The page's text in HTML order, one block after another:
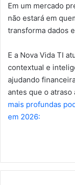
Em um mercado
não estará em
transforma dados
E a Nova Vida TI
contextual e
ajudando
antes que o atraso
mais profundas
em 2026: